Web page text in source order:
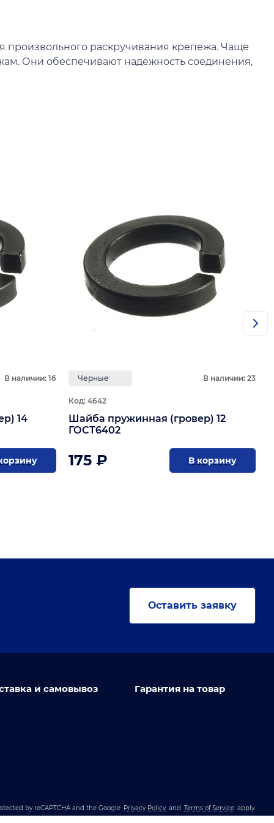
раскручивания крепежа. Чаще
Они обеспечивают надежность соединения,
В наличии: 16
14
Черные В наличии: 23
Код: 4642
Шайба пружинная (гровер) 12
ГОСТ6402
175 ₽ В корзину
Оставить заявку
и самовывоз Гарантия на товар
by reCAPTCHA and the Google Privacy Policyand Terms of Service apply.